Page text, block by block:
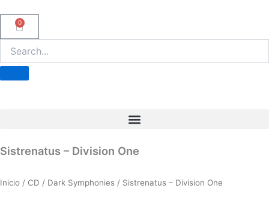
0
Carrito
Sistrenatus – Division One
Inicio / CD / Dark Symphonies / Sistrenatus – Division One